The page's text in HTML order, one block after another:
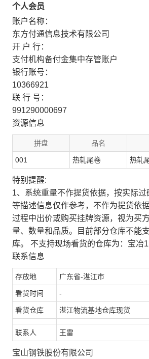
个人会员
账户名称：
东方付通信息技术有限公司
开 户 行：
支付机构备付金集中存管账户
银行账号：
10366921
联 行 号：
991290000697
资源信息
拼盘 品名
001 热轧尾卷 热轧
特别提醒:
1、系统重量不作提货依据，按实际
等描述信息仅作参考，不作为提货依
过程中出价或购买挂牌资源，视为买
量、数量和品质。目前部分仓库不能
库。 不支持现场看货的仓库为：宝冶
联系信息
存放地 广东省-湛江市
看货时间 -
看货仓库 湛江物流基地仓库现货
联系人 王雷
宝山钢铁股份有限公司